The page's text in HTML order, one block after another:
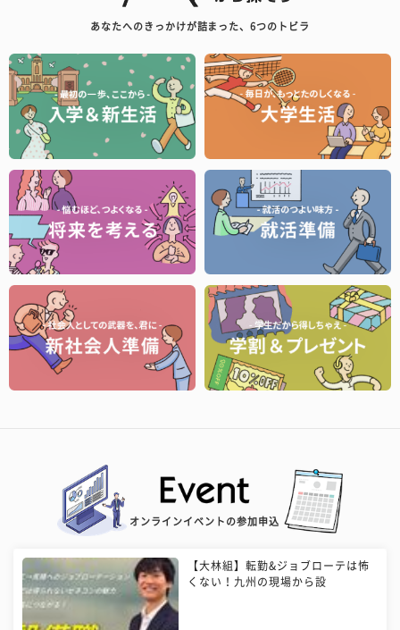
あなたへのきっかけが詰まった、6つのトビラ
オンラインイベントの参加申込
【大林組】転勤&ジョブローテは怖
くない！九州の現場から設